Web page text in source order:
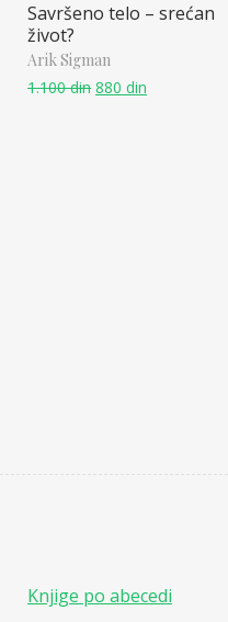
Savršeno telo – srećan
život?
Arik Sigman
1.100din 880 din
Knjige po abecedi